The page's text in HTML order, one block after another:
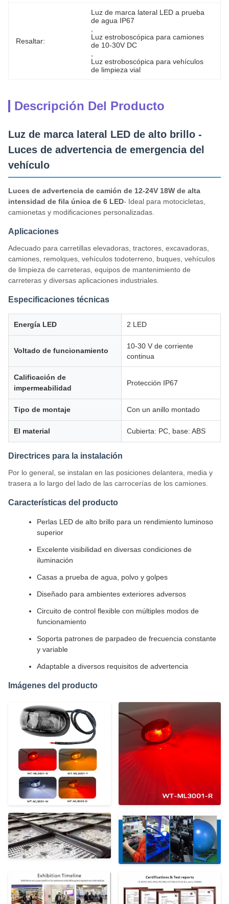
Resaltar:
Luz de marca lateral LED a prueba
de agua IP67
Luz estroboscópica para camiones
de 10-30V DC
Luz estroboscópica para vehículos
de limpieza vial
Descripción Del Producto
Luz de marca lateral LED de alto brillo -
Luces de advertencia de emergencia del
vehículo
Luces de advertencia de camión de 12-24V 18W de alta
intensidad de fila única de 6 LED- Ideal para motocicletas,
camionetas y modificaciones personalizadas.
Aplicaciones
Adecuado para carretillas elevadoras, tractores, excavadoras,
camiones, remolques, vehículos todoterreno, buques, vehículos
de limpieza de carreteras, equipos de mantenimiento de
carreteras y diversas aplicaciones industriales.
Especificaciones técnicas
Energía LED 2 LED
Voltado de funcionamiento
10-30 V de corriente
continua
Calificación de
impermeabilidad
Protección IP67
Tipo de montaje Con un anillo montado
El material Cubierta: PC, base: ABS
Directrices para la instalación
Por lo general, se instalan en las posiciones delantera, media y
trasera a lo largo del lado de las carrocerías de los camiones.
Características del producto
Perlas LED de alto brillo para un rendimiento luminoso
superior
Excelente visibilidad en diversas condiciones de
iluminación
Casas a prueba de agua, polvo y golpes
Diseñado para ambientes exteriores adversos
Circuito de control flexible con múltiples modos de
funcionamiento
Soporta patrones de parpadeo de frecuencia constante
y variable
Adaptable a diversos requisitos de advertencia
Imágenes del producto